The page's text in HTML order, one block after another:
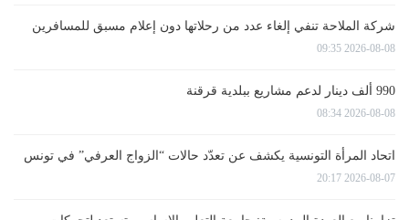
شركة الملاحة تنفي إلغاء عدد من رحلاتها دون إعلام مسبق للمسافرين
2026-08-08 09:35
990 ألف دينار لدعم مشاريع ببلدية قرقنة
2026-08-08 08:34
اتحاد المرأة التونسية يكشف عن تعدّد حالات “الزواج العرفي” في تونس
2026-08-07 20:17